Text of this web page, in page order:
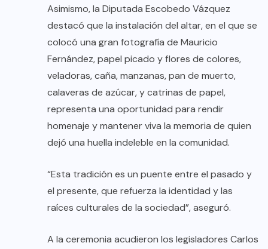
Asimismo, la Diputada Escobedo Vázquez
destacó que la instalación del altar, en el que se
colocó una gran fotografía de Mauricio
Fernández, papel picado y flores de colores,
veladoras, caña, manzanas, pan de muerto,
calaveras de azúcar, y catrinas de papel,
representa una oportunidad para rendir
homenaje y mantener viva la memoria de quien
dejó una huella indeleble en la comunidad.
“Esta tradición es un puente entre el pasado y
el presente, que refuerza la identidad y las
raíces culturales de la sociedad”, aseguró.
A la ceremonia acudieron los legisladores Carlos